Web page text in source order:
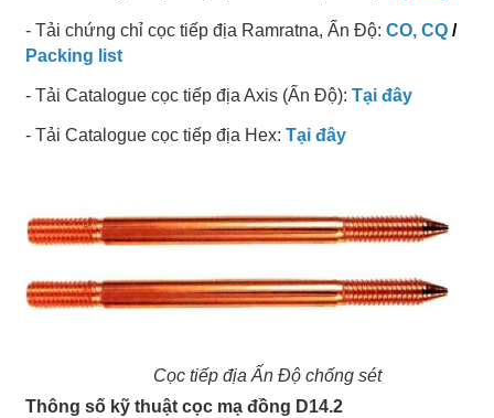
- Tải chứng chỉ cọc tiếp địa Ramratna, Ấn Độ: CO, CQ /
Packing list
- Tải Catalogue cọc tiếp địa Axis (Ấn Độ): Tại đây
- Tải Catalogue cọc tiếp địa Hex: Tại đây
Cọc tiếp địa Ấn Độ chống sét
Thông số kỹ thuật cọc mạ đồng D14.2